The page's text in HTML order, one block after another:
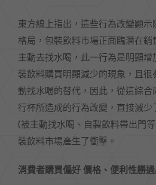
東方線上指出，這些行為改變顯
格局，包裝飲料市場正面臨潛在
主動去找水喝，此一行為是明顯
裝飲料購買明顯減少的現象，且
動找水喝的替代，因此，從這綜
行杯所造成的行為改變，直接減
(被主動找水喝、自製飲料帶出門
裝飲料市場產生了衝擊。
消費者購買偏好 價格、便利性勝